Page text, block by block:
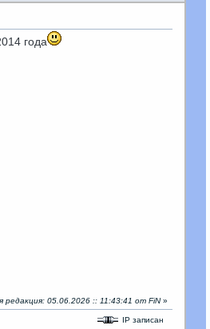
года
редакция: 05.06.2026 :: 11:43:41 от FiN»
IP записан